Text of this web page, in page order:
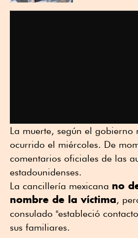
La muerte, según el gobierno
ocurrido el miércoles. De
comentarios oficiales de las
estadounidenses.
La cancillería mexicana no
nombre de la víctima,
consulado "estableció
sus familiares.